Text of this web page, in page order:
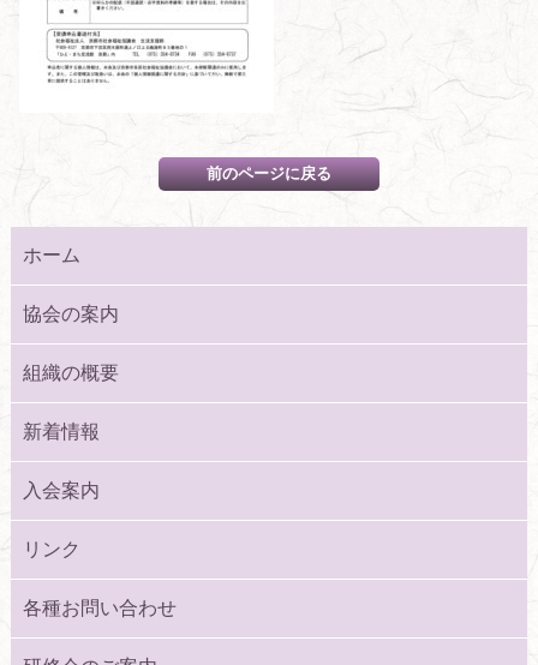
ホーム
協会の案内
組織の概要
新着情報
入会案内
リンク
各種お問い合わせ